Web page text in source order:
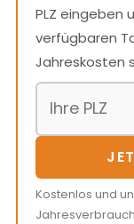
PLZ eingeben
verfügbaren
Jahreskosten
Kostenlos und